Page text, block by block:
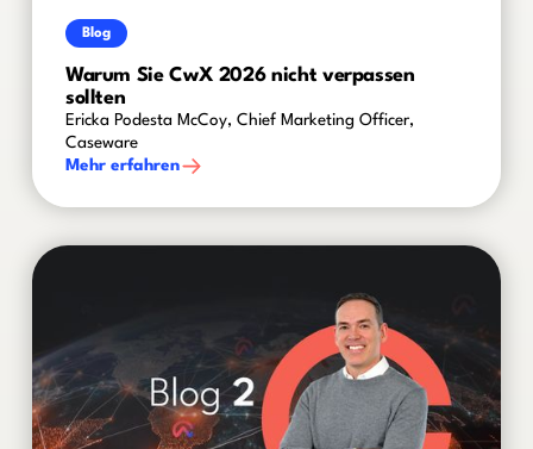
Blog
Warum Sie CwX 2026 nicht verpassen
sollten
Ericka Podesta McCoy, Chief Marketing Officer,
Caseware
Mehr erfahren